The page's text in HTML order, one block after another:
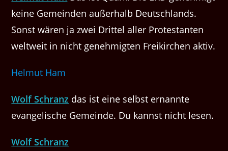
keine Gemeinden außerhalb Deutschlands.
Sonst wären ja zwei Drittel aller Protestanten
weltweit in nicht genehmigten Freikirchen aktiv.
Helmut Ham
Wolf Schranz das ist eine selbst ernannte
evangelische Gemeinde. Du kannst nicht lesen.
Wolf Schranz